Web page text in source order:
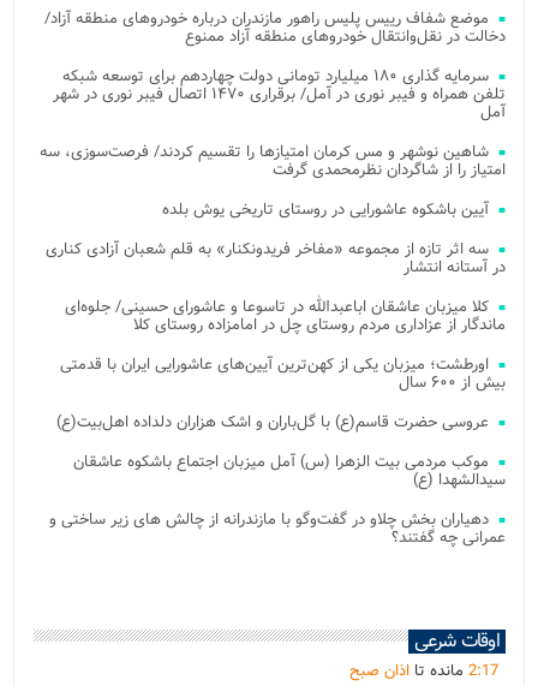
موضع شفاف رییس پلیس راهور مازندران درباره خودروهای منطقه آزاد/
دخالت در نقل‌وانتقال خودروهای منطقه آزاد ممنوع
سرمایه گذاری ۱۸۰ میلیارد تومانی دولت چهاردهم برای توسعه شبکه
تلفن همراه و فیبر نوری در آمل/ برقراری ۱۴۷۰ اتصال فیبر نوری در شهر
آمل
شاهین نوشهر و مس کرمان امتیازها را تقسیم کردند/ فرصت‌سوزی، سه
امتیاز را از شاگردان نظرمحمدی گرفت
آیین باشکوه عاشورایی در روستای تاریخی یوش بلده
سه اثر تازه از مجموعه «مفاخر فریدونکنار» به قلم شعبان آزادی کناری
در آستانه انتشار
کلا میزبان عاشقان اباعبدالله در تاسوعا و عاشورای حسینی/ جلوه‌ای
ماندگار از عزاداری مردم روستای چل در امامزاده روستای کلا
اورطشت؛ میزبان یکی از کهن‌ترین آیین‌های عاشورایی ایران با قدمتی
بیش از ۶۰۰ سال
عروسی حضرت قاسم(ع) با گل‌باران و اشک هزاران دلداده اهل‌بیت(ع)
موکب مردمی بیت‌ الزهرا (س) آمل میزبان اجتماع باشکوه عاشقان
سیدالشهدا (ع)
دهیاران بخش چلاو در گفت‌وگو با مازندرانه از چالش های زیر ساختی و
عمرانی چه گفتند؟
اوقات شرعی
2:17 مانده تا اذان صبح